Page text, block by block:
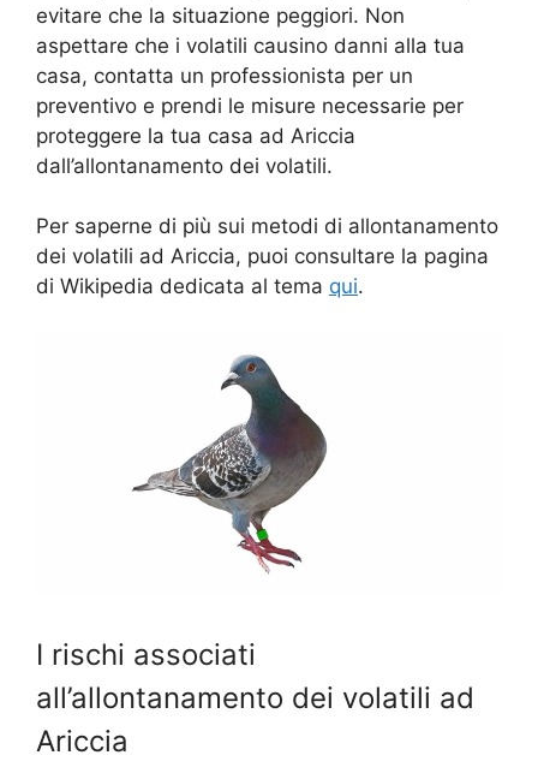
evitare che la situazione peggiori. Non
aspettare che i volatili causino danni alla tua
casa, contatta un professionista per un
preventivo e prendi le misure necessarie per
proteggere la tua casa ad Ariccia
dall’allontanamento dei volatili.
Per saperne di più sui metodi di allontanamento
dei volatili ad Ariccia, puoi consultare la pagina
di Wikipedia dedicata al tema qui.
I rischi associati
all’allontanamento dei volatili ad
Ariccia